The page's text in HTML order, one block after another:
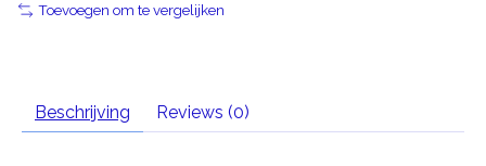
Toevoegen om te vergelijken
Beschrijving Reviews (0)